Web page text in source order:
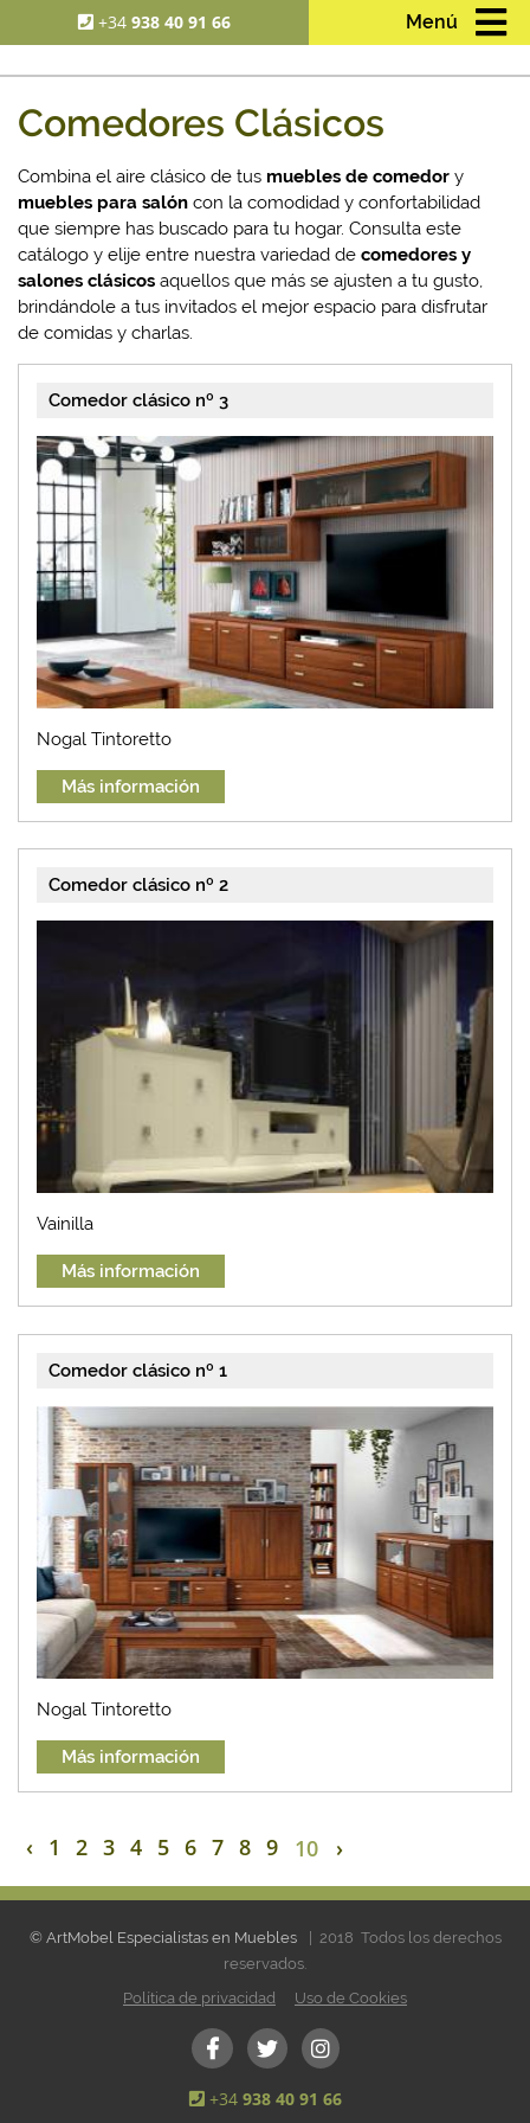
+34938 40 91 66 Menú
Comedores Clásicos
Combina el aire clásico de tus muebles de comedor y
muebles para salón con la comodidad y confortabilidad
que siempre has buscado para tu hogar. Consulta este
catálogo y elije entre nuestra variedad de comedores y
salones clásicos aquellos que más se ajusten a tu gusto,
brindándole a tus invitados el mejor espacio para disfrutar
de comidas y charlas.
Comedor clásico nº 3
Nogal Tintoretto
Más información
Comedor clásico nº 2
Vainilla
Más información
Comedor clásico nº 1
Nogal Tintoretto
Más información
‹ 1 2 3 4 5 6 7 8 9 10 ›
© ArtMobel Especialistas en Muebles
| 2018 Todos los derechos
reservados.
Política de privacidad
Uso de Cookies
+34 938 40 91 66